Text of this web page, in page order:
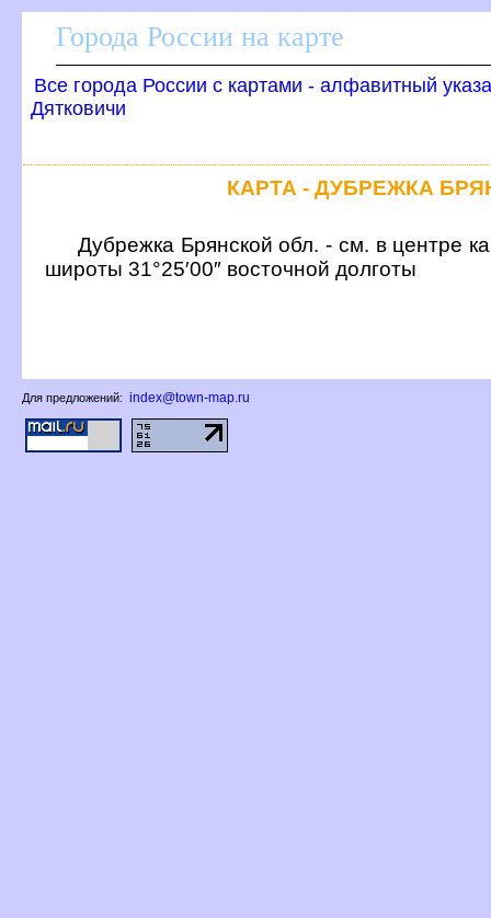
Города России на карте
се города России с картами - алфавитный
Дятковичи
КАРТА - ДУБРЕЖКА
Дубрежка Брянской обл. - см. в центре
широты 31°25′00″ восточной долготы
Для предложений: index@town-map.ru